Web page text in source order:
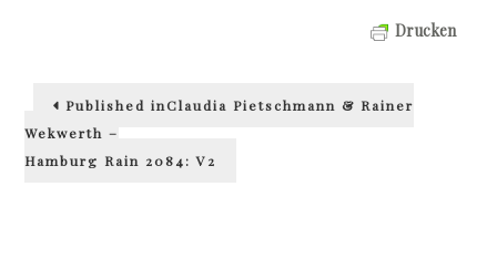
Drucken
Beitragsnavigation
Published inClaudia Pietschmann & Rainer
Wekwerth –
Hamburg Rain 2084: V2